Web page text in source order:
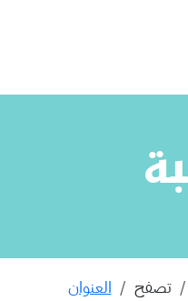
تصفح العنوان